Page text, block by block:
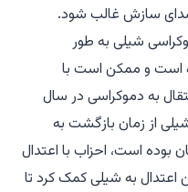
صدای سازش غالب شود.
شیلی به طور
است و ممکن است با
به دموکراسی در سال
شیلی از زمان بازگشت به
است، احزاب با اعتدال
به شیلی کمک کرد تا